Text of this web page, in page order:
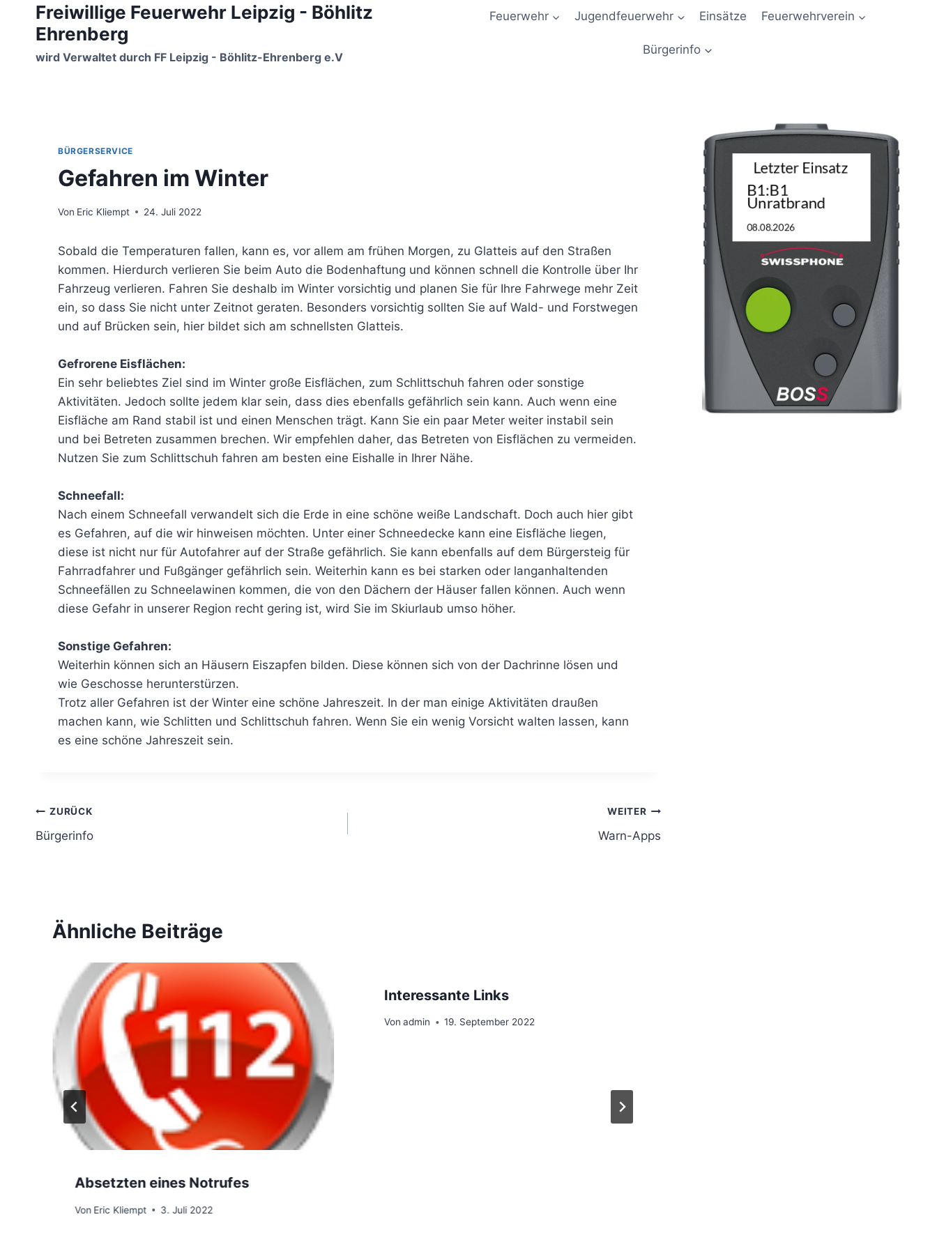
Freiwillige Feuerwehr Leipzig - Böhlitz
Ehrenberg
wird Verwaltet durch FF Leipzig - Böhlitz-Ehrenberg e.V
Feuerwehr Jugendfeuerwehr Einsätze Feuerwehrverein
Bürgerinfo
BÜRGERSERVICE
Gefahren im Winter
Von Eric Kliempt 24. Juli 2022
Sobald die Temperaturen fallen, kann es, vor allem am frühen Morgen, zu Glatteis auf den Straßen
kommen. Hierdurch verlieren Sie beim Auto die Bodenhaftung und können schnell die Kontrolle über Ihr
Fahrzeug verlieren. Fahren Sie deshalb im Winter vorsichtig und planen Sie für Ihre Fahrwege mehr Zeit
ein, so dass Sie nicht unter Zeitnot geraten. Besonders vorsichtig sollten Sie auf Wald- und Forstwegen
und auf Brücken sein, hier bildet sich am schnellsten Glatteis.
Gefrorene Eisflächen:
Ein sehr beliebtes Ziel sind im Winter große Eisflächen, zum Schlittschuh fahren oder sonstige
Aktivitäten. Jedoch sollte jedem klar sein, dass dies ebenfalls gefährlich sein kann. Auch wenn eine
Eisfläche am Rand stabil ist und einen Menschen trägt. Kann Sie ein paar Meter weiter instabil sein
und bei Betreten zusammen brechen. Wir empfehlen daher, das Betreten von Eisflächen zu vermeiden.
Nutzen Sie zum Schlittschuh fahren am besten eine Eishalle in Ihrer Nähe.
Schneefall:
Nach einem Schneefall verwandelt sich die Erde in eine schöne weiße Landschaft. Doch auch hier gibt
es Gefahren, auf die wir hinweisen möchten. Unter einer Schneedecke kann eine Eisfläche liegen,
diese ist nicht nur für Autofahrer auf der Straße gefährlich. Sie kann ebenfalls auf dem Bürgersteig für
Fahrradfahrer und Fußgänger gefährlich sein. Weiterhin kann es bei starken oder langanhaltenden
Schneefällen zu Schneelawinen kommen, die von den Dächern der Häuser fallen können. Auch wenn
diese Gefahr in unserer Region recht gering ist, wird Sie im Skiurlaub umso höher.
Sonstige Gefahren:
Weiterhin können sich an Häusern Eiszapfen bilden. Diese können sich von der Dachrinne lösen und
wie Geschosse herunterstürzen.
Trotz aller Gefahren ist der Winter eine schöne Jahreszeit. In der man einige Aktivitäten draußen
machen kann, wie Schlitten und Schlittschuh fahren. Wenn Sie ein wenig Vorsicht walten lassen, kann
es eine schöne Jahreszeit sein.
Beitragsnavigation
ZURÜCK
Bürgerinfo
WEITER
Warn-Apps
Ähnliche Beiträge
Absetzten eines Notrufes
Von Eric Kliempt 3. Juli 2022
Interessante Links
Von admin 19. September 2022